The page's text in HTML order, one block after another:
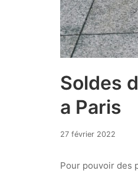
Soldes
a Paris
27 février 2022
Pour pouvoir des